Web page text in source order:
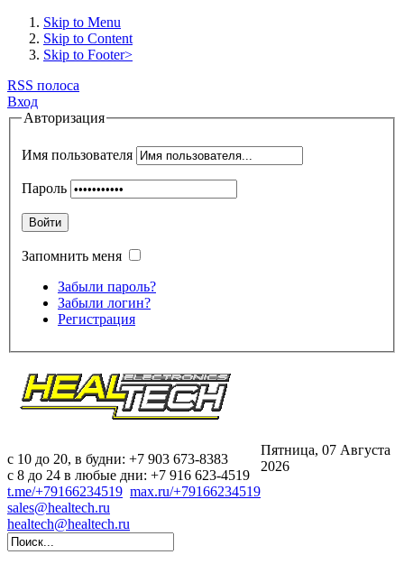
Skip to Menu
Skip to Content
Skip to Footer>
RSS полоса
Вход
Авторизация
Имя пользователя
Пароль
Войти
Запомнить меня
Забыли пароль?
Забыли логин?
Регистрация
c 10 до 20, в будни: +7 903 673-8383
с 8 до 24 в любые дни: +7 916 623-4519
t.me/+79166234519 max.ru/+79166234519
sales@healtech.ru
healtech@healtech.ru
Пятница, 07 Августа
2026